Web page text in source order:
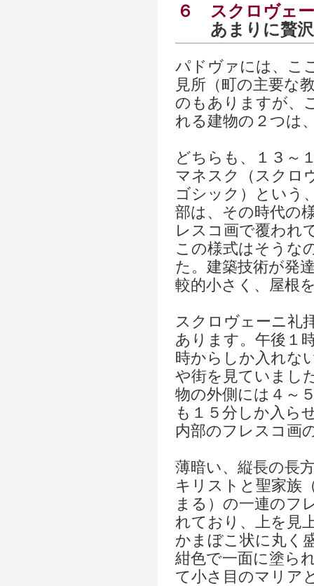
６
スクロヴェ
あまりに贅
パドヴァには、こ
見所（町の主要な
のもありますが、
れる建物の２つは
どちらも、１３～
マネスク（スクロ
ゴシック）という
部は、その時代の
レスコ画で覆われ
この様式はそうな
た。建築技術が発
較的小さく、屋根
スクロヴェーニ礼
あります。午後１
時からしか入れな
や街を見ていまし
物の外側には４～
も１５分しか入ら
内部のフレスコ画
薄暗い、縦長の長
キリストと聖家族
まる）の一連のフ
れており、上を見
かまぼこ状に丸く
紺色で一面に塗ら
て小さ目のマリア